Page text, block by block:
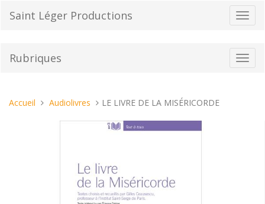
la
Saint Léger Productions
la
Rubriques
Vous
Accueil Audiolivres LE LIVRE DE LA MISÉRICORDE